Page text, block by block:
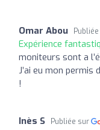
Omar Abou
Expérience
moniteurs sont a
J’ai eu mon permis
!
Inès S Publiée sur